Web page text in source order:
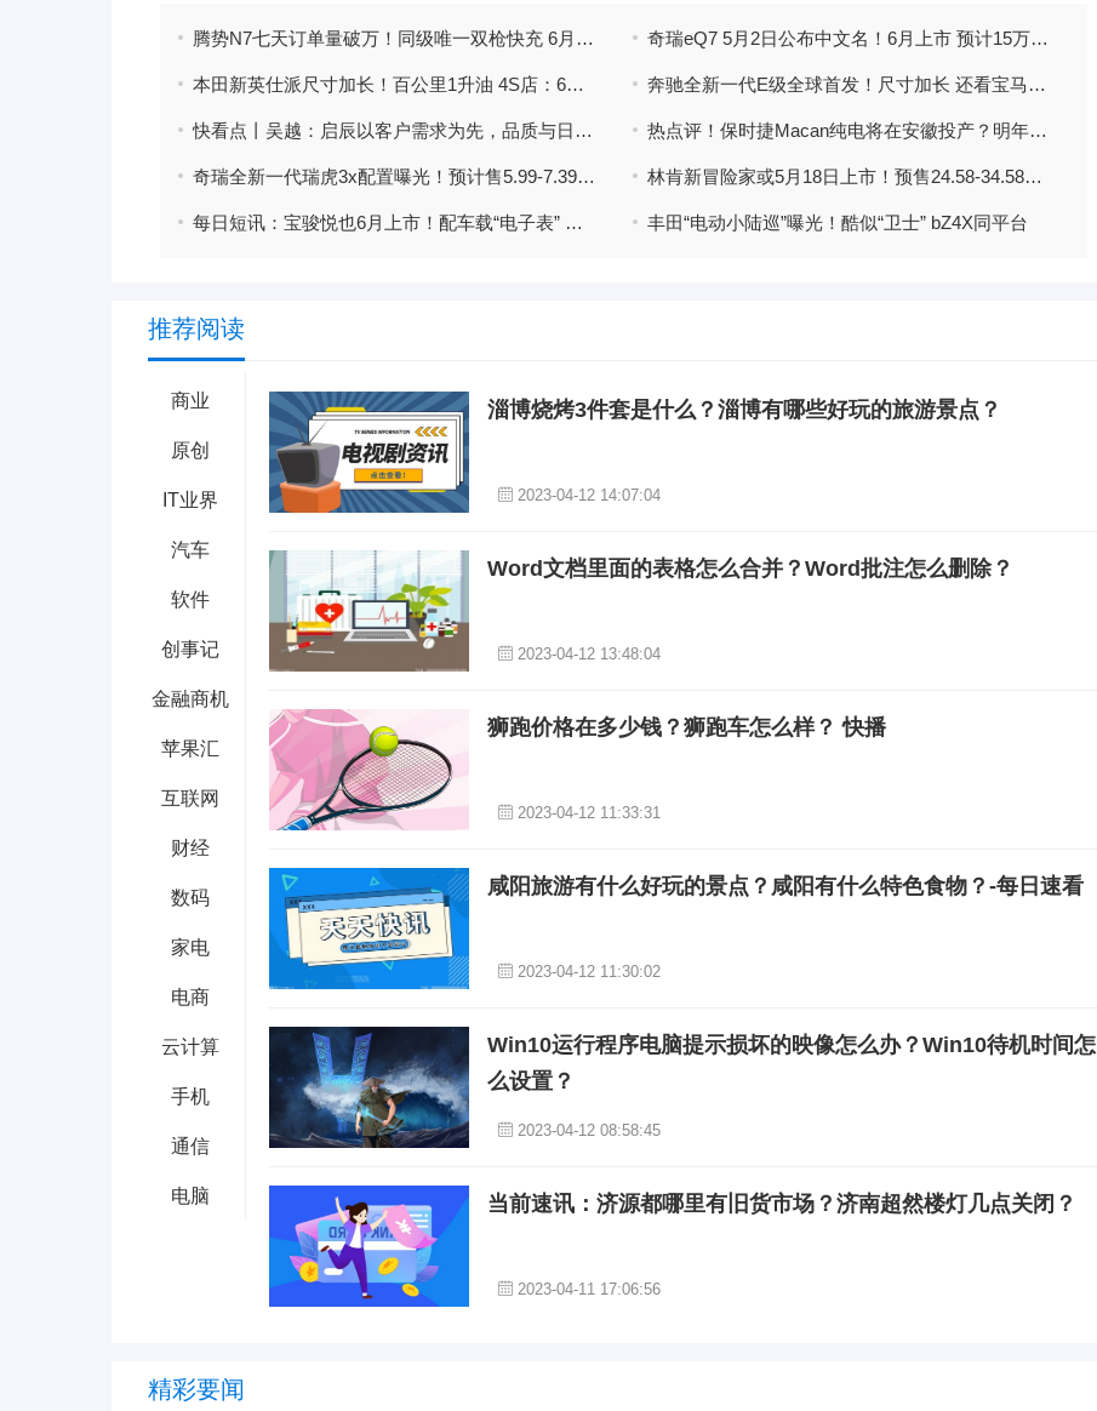
腾势N7七天订单量破万！同级唯一双枪快充 6月上市 奇瑞eQ7 5月2日公布中文名！6月上市 预计15万起售
本田新英仕派尺寸加长！百公里1升油 4S店：6月上市 焦点速讯 奔驰全新一代E级全球首发！尺寸加长 还看宝马5系？
快看点丨吴越：启辰以客户需求为先，品质与日产标准一致 热点评！保时捷Macan纯电将在安徽投产？明年发布 PK蔚来ES6
奇瑞全新一代瑞虎3x配置曝光！预计售5.99-7.39万-天天新动态 林肯新冒险家或5月18日上市！预售24.58-34.58万元_世界观焦点
每日短讯：宝骏悦也6月上市！配车载“电子表” 预计9万起售 丰田“电动小陆巡”曝光！酷似“卫士” bZ4X同平台
推荐阅读
商业
原创
IT业界
汽车
软件
创事记
金融商机
苹果汇
互联网
财经
数码
家电
电商
云计算
手机
通信
电脑
淄博烧烤3件套是什么？淄博有哪些好玩的旅游景点？
2023-04-12 14:07:04
Word文档里面的表格怎么合并？Word批注怎么删除？
2023-04-12 13:48:04
狮跑价格在多少钱？狮跑车怎么样？ 快播
2023-04-12 11:33:31
咸阳旅游有什么好玩的景点？咸阳有什么特色食物？-每日速看
2023-04-12 11:30:02
Win10运行程序电脑提示损坏的映像怎么办？Win10待机时间怎
么设置？
2023-04-12 08:58:45
当前速讯：济源都哪里有旧货市场？济南超然楼灯几点关闭？
2023-04-11 17:06:56
精彩要闻